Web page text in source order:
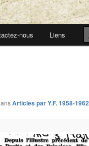
nous Liens
Articles par Y.F. 1958-1962